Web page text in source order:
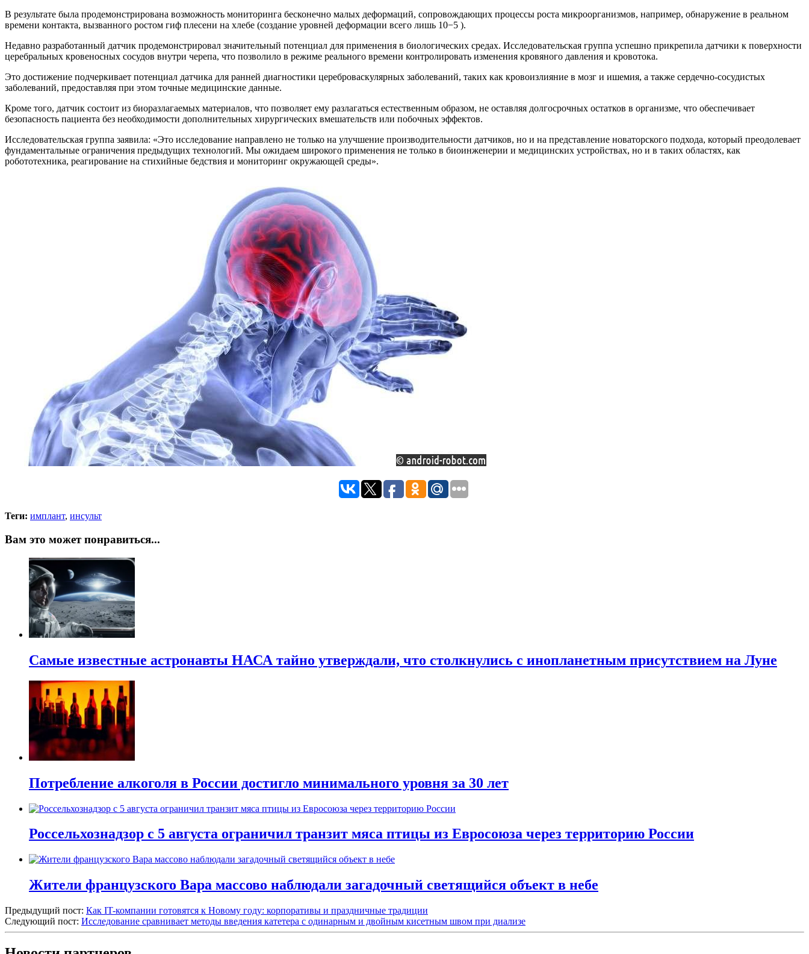
В результате была продемонстрирована возможность мониторинга бесконечно малых деформаций, сопровождающих процессы роста микроорганизмов, например, обнаружение в реальном
времени контакта, вызванного ростом гиф плесени на хлебе (создание уровней деформации всего лишь 10−5 ).
Недавно разработанный датчик продемонстрировал значительный потенциал для применения в биологических средах. Исследовательская группа успешно прикрепила датчики к поверхности
церебральных кровеносных сосудов внутри черепа, что позволило в режиме реального времени контролировать изменения кровяного давления и кровотока.
Это достижение подчеркивает потенциал датчика для ранней диагностики цереброваскулярных заболеваний, таких как кровоизлияние в мозг и ишемия, а также сердечно-сосудистых
заболеваний, предоставляя при этом точные медицинские данные.
Кроме того, датчик состоит из биоразлагаемых материалов, что позволяет ему разлагаться естественным образом, не оставляя долгосрочных остатков в организме, что обеспечивает
безопасность пациента без необходимости дополнительных хирургических вмешательств или побочных эффектов.
Исследовательская группа заявила: «Это исследование направлено не только на улучшение производительности датчиков, но и на представление новаторского подхода, который преодолевает
фундаментальные ограничения предыдущих технологий. Мы ожидаем широкого применения не только в биоинженерии и медицинских устройствах, но и в таких областях, как
робототехника, реагирование на стихийные бедствия и мониторинг окружающей среды».
Теги: имплант, инсульт
Вам это может понравиться...
Самые известные астронавты НАСА тайно утверждали, что столкнулись с инопланетным присутствием на Луне
Потребление алкоголя в России достигло минимального уровня за 30 лет
Россельхознадзор с 5 августа ограничил транзит мяса птицы из Евросоюза через территорию России
Жители французского Вара массово наблюдали загадочный светящийся объект в небе
Предыдущий пост: Как IT-компании готовятся к Новому году: корпоративы и праздничные традиции
Следующий пост: Исследование сравнивает методы введения катетера с одинарным и двойным кисетным швом при диализе